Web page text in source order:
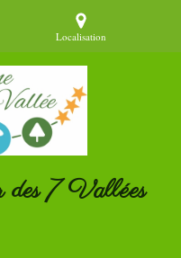
Localisation
des 7 Vallées